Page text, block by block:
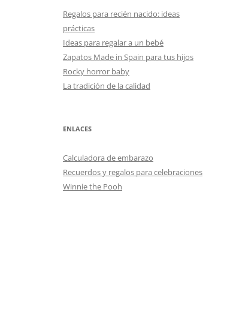
Regalos para recién nacido: ideas
prácticas
Ideas para regalar a un bebé
Zapatos Made in Spain para tus hijos
Rocky horror baby
La tradición de la calidad
ENLACES
Calculadora de embarazo
Recuerdos y regalos para celebraciones
Winnie the Pooh